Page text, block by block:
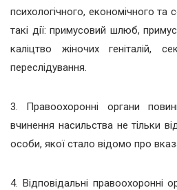
психологічного, економічного та
такі дії: примусовий шлюб,
каліцтво жіночих геніталій,
переслідування.
3. Правоохоронні органи
вчинення насильства не тільки
особи, якої стало відомо про
4. Відповідальні правоохоронні